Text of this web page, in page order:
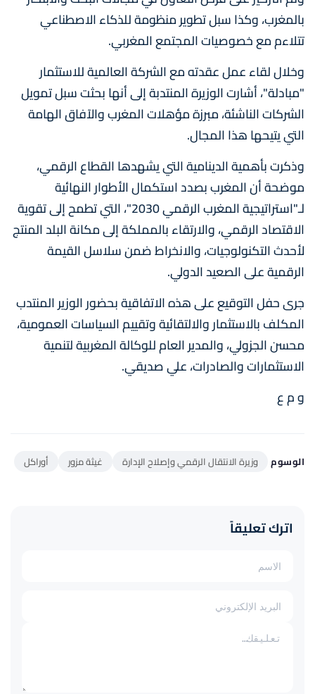
بالمغرب، وكذا سبل تطوير منظومة للذكاء الاصطناعي
تتلاءم مع خصوصيات المجتمع المغربي.
وخلال لقاء عمل عقدته مع الشركة العالمية للاستثمار
"مبادلة"، أشارت الوزيرة المنتدبة إلى أنها بحثت سبل تمويل
الشركات الناشئة، مبرزة مؤهلات المغرب والآفاق الهامة
التي يتيحها هذا المجال.
وذكرت بأهمية الدينامية التي يشهدها القطاع الرقمي،
موضحة أن المغرب بصدد استكمال الأطوار النهائية
لـ"استراتيجية المغرب الرقمي 2030"، التي تطمح إلى تقوية
الاقتصاد الرقمي، والارتقاء بالمملكة إلى مكانة البلد المنتج
لأحدث التكنولوجيات، والانخراط ضمن سلاسل القيمة
الرقمية على الصعيد الدولي.
جرى حفل التوقيع على هذه الاتفاقية بحضور الوزير المنتدب
المكلف بالاستثمار والالتقائية وتقييم السياسات العمومية،
محسن الجزولي، والمدير العام للوكالة المغربية لتنمية
الاستثمارات والصادرات، علي صديقي.
و م ع
الوسوم وزيرة الانتقال الرقمي وإصلاح الإدارة غيثة مزور أوراكل
اترك تعليقاً